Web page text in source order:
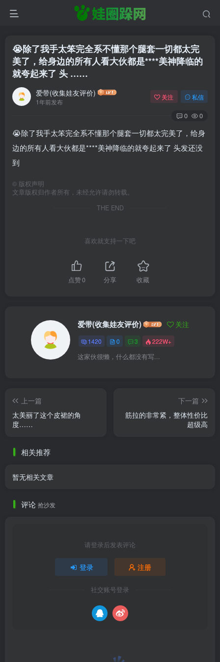
😭除了我手太笨完全系不懂那个腿套一切都太完
美了，给身边的所有人看大伙都是****美神降临的
就夸起来了 头 ……
爱带(收集娃友评价)
1年前发布
关注 私信
0 0
😭除了我手太笨完全系不懂那个腿套一切都太完美了，给身
边的所有人看大伙都是****美神降临的就夸起来了 头发还没
到
© 版权声明
文章版权归作者所有，未经允许请勿转载。
THE END
喜欢就支持一下吧
点赞0 分享 收藏
爱带(收集娃友评价) 关注
1420 0 3 222W+
这家伙很懒，什么都没有写...
上一篇
太美丽了这个皮裙的角
度……
下一篇
筋拉的非常紧，整体性价比
超级高
相关推荐
暂无相关文章
评论 抢沙发
请登录后发表评论
登录 注册
社交账号登录